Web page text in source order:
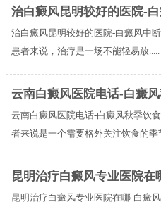
治白癜风昆明较好的医院-
治白癜风昆明较好的医院-白癜风中
患者来说，治疗是一场不能轻易放.....
云南白癜风医院电话-白癜
云南白癜风医院电话-白癜风秋季饮
者来说是一个需要格外关注饮食的季
昆明治疗白癜风专业医院在
昆明治疗白癜风专业医院在哪-白癜